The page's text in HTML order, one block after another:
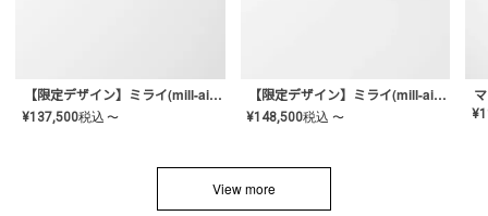
【限定デザイン】ミライ(mill-ai)リング
¥137,500税込 〜
【限定デザイン】ミライ(mill-ai)リング
¥148,500税込 〜 ¥
View more